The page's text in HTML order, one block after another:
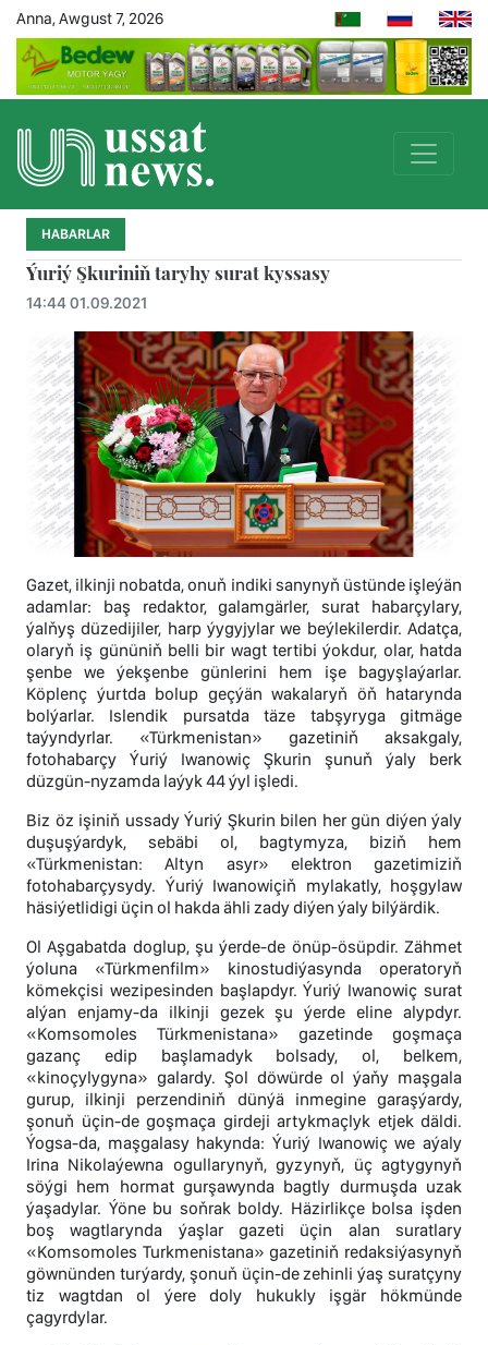
Anna, Awgust 7, 2026
HABARLAR
Ýuriý Şkuriniň taryhy surat kyssasy
14:44 01.09.2021
Gazet, ilkinji nobatda, onuň indiki sanynyň üstünde işleýän
adamlar: baş redaktor, galamgärler, surat habarçylary,
ýalňyş düzedijiler, harp ýygyjylar we beýlekilerdir. Adatça,
olaryň iş gününiň belli bir wagt tertibi ýokdur, olar, hatda
şenbe we ýekşenbe günlerini hem işe bagyşlaýarlar.
Köplenç ýurtda bolup geçýän wakalaryň öň hatarynda
bolýarlar. Islendik pursatda täze tabşyryga gitmäge
taýyndyrlar. «Türkmenistan» gazetiniň aksakgaly,
fotohabarçy Ýuriý Iwanowiç Şkurin şunuň ýaly berk
düzgün-nyzamda laýyk 44 ýyl işledi.
Biz öz işiniň ussady Ýuriý Şkurin bilen her gün diýen ýaly
duşuşýardyk, sebäbi ol, bagtymyza, biziň hem
«Türkmenistan: Altyn asyr» elektron gazetimiziň
fotohabarçysydy. Ýuriý Iwanowiçiň mylakatly, hoşgylaw
häsiýetlidigi üçin ol hakda ähli zady diýen ýaly bilýärdik.
Ol Aşgabatda doglup, şu ýerde-de önüp-ösüpdir. Zähmet
ýoluna «Türkmenfilm» kinostudiýasynda operatoryň
kömekçisi wezipesinden başlapdyr. Ýuriý Iwanowiç surat
alýan enjamy-da ilkinji gezek şu ýerde eline alypdyr.
«Komsomoles Türkmenistana» gazetinde goşmaça
gazanç edip başlamadyk bolsady, ol, belkem,
«kinoçylygyna» galardy. Şol döwürde ol ýaňy maşgala
gurup, ilkinji perzendiniň dünýä inmegine garaşýardy,
şonuň üçin-de goşmaça girdeji artykmaçlyk etjek däldi.
Ýogsa-da, maşgalasy hakynda: Ýuriý Iwanowiç we aýaly
Irina Nikolaýewna ogullarynyň, gyzynyň, üç agtygynyň
söýgi hem hormat gurşawynda bagtly durmuşda uzak
ýaşadylar. Ýöne bu soňrak boldy. Häzirlikçe bolsa işden
boş wagtlarynda ýaşlar gazeti üçin alan suratlary
«Komsomoles Turkmenistana» gazetiniň redaksiýasynyň
göwnünden turýardy, şonuň üçin-de zehinli ýaş suratçyny
tiz wagtdan ol ýere doly hukukly işgär hökmünde
çagyrdylar.